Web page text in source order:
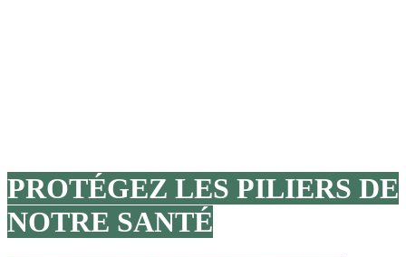
PROTÉGEZ LES PILIERS DE
NOTRE SANTÉ